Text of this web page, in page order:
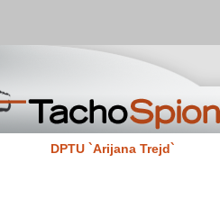
DPTU `Arijana Trejd`